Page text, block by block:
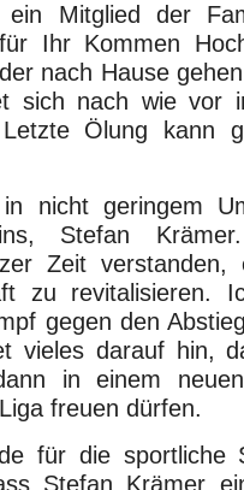
Mitglied der
Ihr Kommen
nach Hause
sich nach wie vor
Ölung kann
nicht geringem
Stefan
Zeit verstanden,
zu revitalisieren.
gegen den
vieles darauf hin,
in einem
freuen dürfen.
für die sportliche
Stefan Krämer